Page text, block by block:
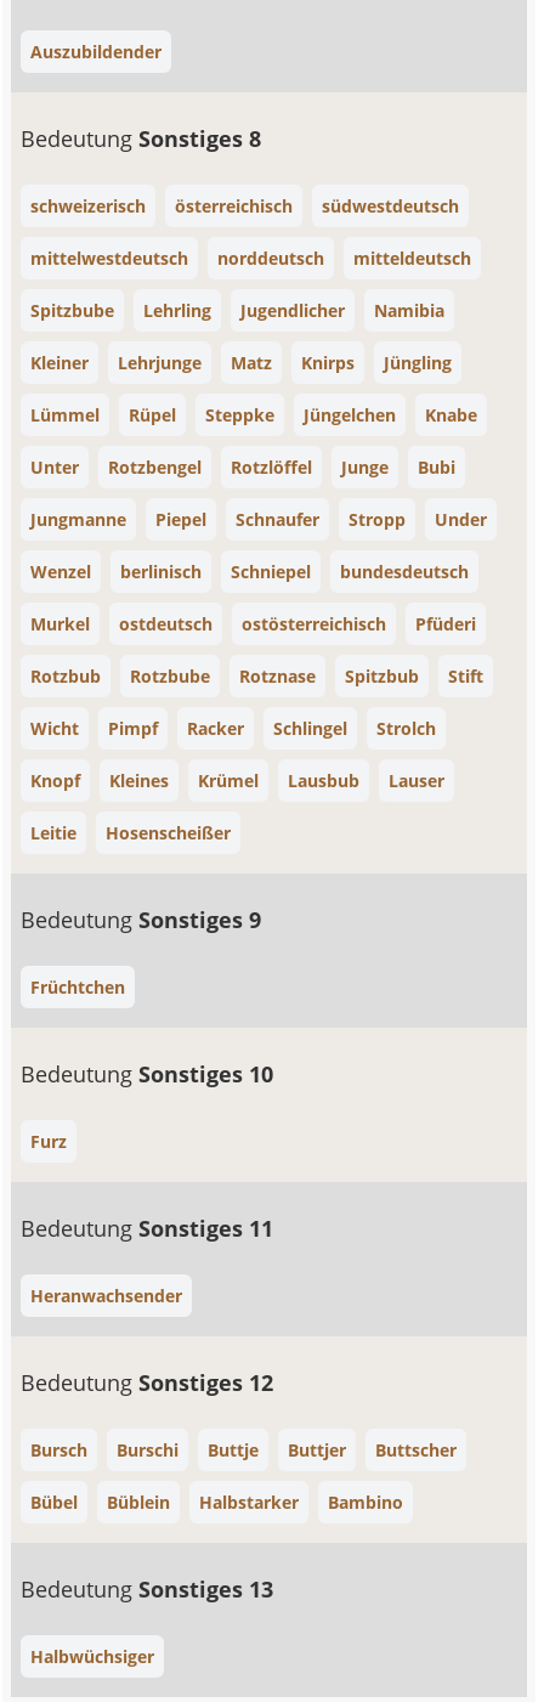
Auszubildender
BedeutungSonstiges 8
schweizerisch österreichisch südwestdeutsch
mittelwestdeutsch norddeutsch mitteldeutsch
Spitzbube Lehrling Jugendlicher Namibia
Kleiner Lehrjunge Matz Knirps Jüngling
Lümmel Rüpel Steppke Jüngelchen Knabe
Unter Rotzbengel Rotzlöffel Junge Bubi
Jungmanne Piepel Schnaufer Stropp Under
Wenzel berlinisch Schniepel bundesdeutsch
Murkel ostdeutsch ostösterreichisch Pfüderi
Rotzbub Rotzbube Rotznase Spitzbub Stift
Wicht Pimpf Racker Schlingel Strolch
Knopf Kleines Krümel Lausbub Lauser
Leitie Hosenscheißer
BedeutungSonstiges 9
Früchtchen
BedeutungSonstiges 10
Furz
BedeutungSonstiges 11
Heranwachsender
BedeutungSonstiges 12
Bursch Burschi Buttje Buttjer Buttscher
Bübel Büblein Halbstarker Bambino
BedeutungSonstiges 13
Halbwüchsiger